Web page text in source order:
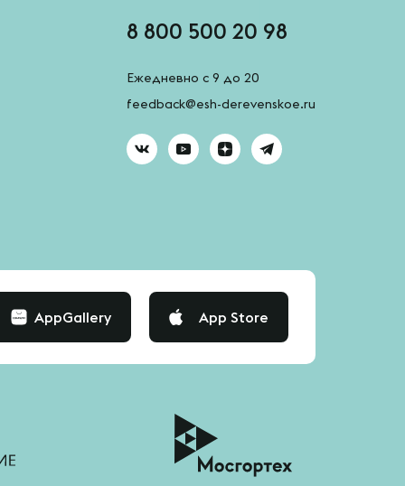
8 800 500 20 98
Ежедневно с 9 до 20
feedback@esh-derevenskoe.ru
AppGallery App Store